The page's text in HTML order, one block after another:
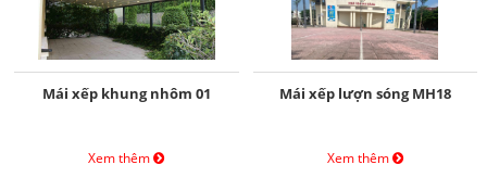
Mái xếp khung nhôm 01
Xem thêm
Mái xếp lượn sóng MH18
Xem thêm